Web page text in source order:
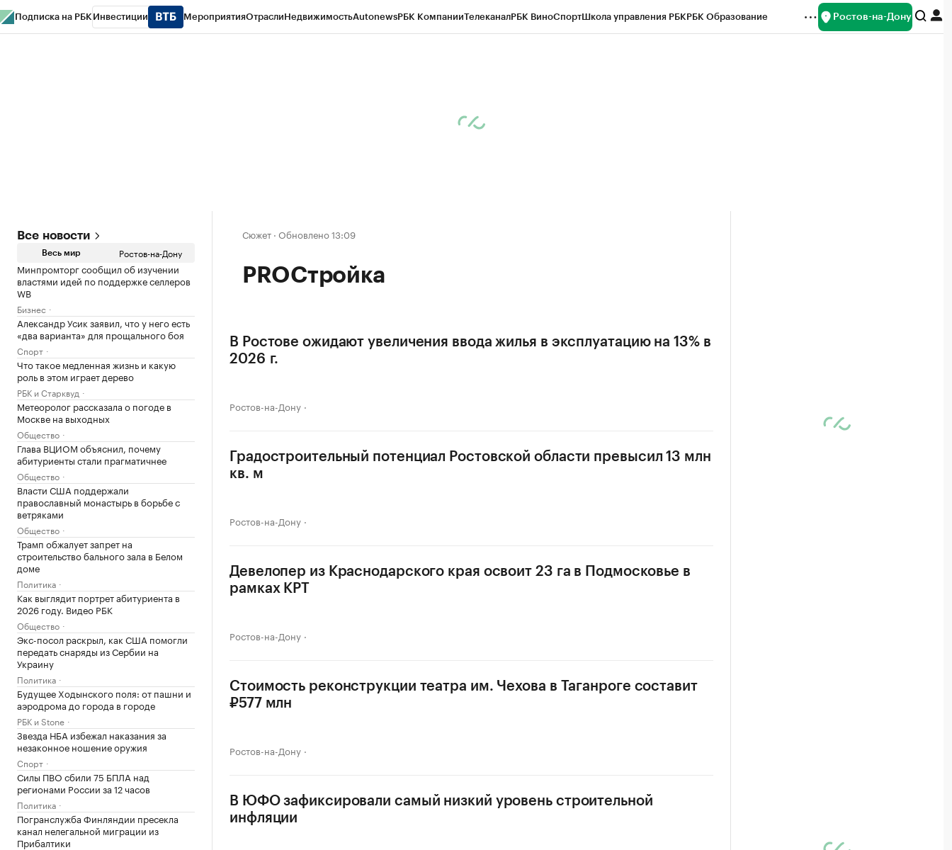
Подписка на РБК Инвестиции МероприятияОтраслиНедвижимостьAutonewsРБК КомпанииТелеканалРБК ВиноСпортШкола управления РБКРБК Образование Ростов-на-Дону
Все новости
Весь мир Ростов-на-Дону
Минпромторг сообщил об изучении
властями идей по поддержке селлеров
WB
Бизнес
Александр Усик заявил, что у него есть
«два варианта» для прощального боя
Спорт
Что такое медленная жизнь и какую
роль в этом играет дерево
РБК и Старквуд
Метеоролог рассказала о погоде в
Москве на выходных
Общество
Глава ВЦИОМ объяснил, почему
абитуриенты стали прагматичнее
Общество
Власти США поддержали
православный монастырь в борьбе с
ветряками
Общество
Трамп обжалует запрет на
строительство бального зала в Белом
доме
Политика
Как выглядит портрет абитуриента в
2026 году. Видео РБК
Общество
Экс-посол раскрыл, как США помогли
передать снаряды из Сербии на
Украину
Политика
Будущее Ходынского поля: от пашни и
аэродрома до города в городе
РБК и Stone
Звезда НБА избежал наказания за
незаконное ношение оружия
Спорт
Силы ПВО сбили 75 БПЛА над
регионами России за 12 часов
Политика
Погранслужба Финляндии пресекла
канал нелегальной миграции из
Прибалтики
Сюжет · Обновлено 13:09
PROСтройка
В Ростове ожидают увеличения ввода жилья в эксплуатацию на 13% в
2026 г.
Ростов-на-Дону
Градостроительный потенциал Ростовской области превысил 13 млн
кв. м
Ростов-на-Дону
Девелопер из Краснодарского края освоит 23 га в Подмосковье в
рамках КРТ
Ростов-на-Дону
Стоимость реконструкции театра им. Чехова в Таганроге составит
₽577 млн
Ростов-на-Дону
В ЮФО зафиксировали самый низкий уровень строительной
инфляции